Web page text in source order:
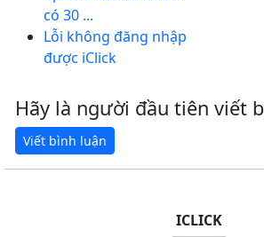
có 30 ...
Lỗi không đăng nhập
được iClick
Hãy là người đầu tiên viết
ICLICK